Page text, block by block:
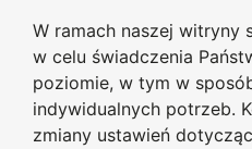
W ramach naszej witryny
w celu świadczenia
poziomie, w tym w
indywidualnych potrzeb.
zmiany ustawień
Przejdź do
Przejdź do treści
Przejdź do
Przejdź do mapy
Biblioteka
w